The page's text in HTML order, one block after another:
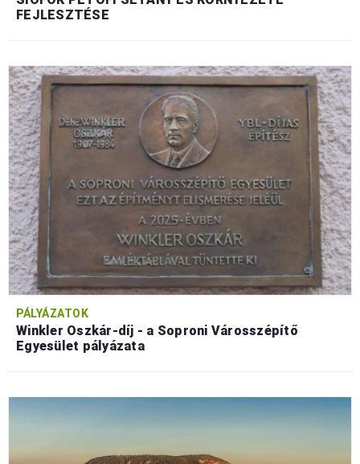
FEJLESZTÉSE
PÁLYÁZATOK
Winkler Oszkár-díj - a Soproni Városszépítő
Egyesület pályázata